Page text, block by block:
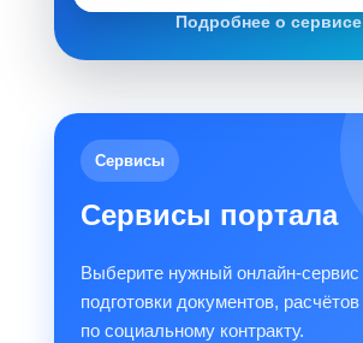
Подробнее о сервисе
Сервисы
Сервисы портала
Выберите нужный онлайн-сервис
подготовки документов,
по социальному контракту.